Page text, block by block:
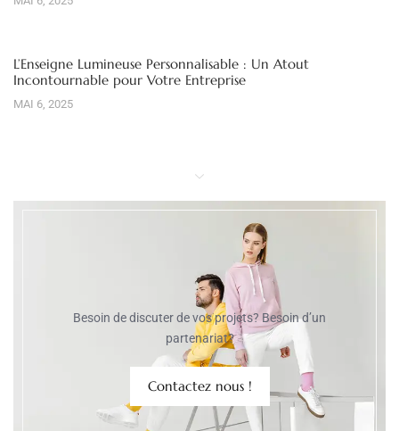
L’Enseigne Lumineuse Personnalisable : Un Atout
Incontournable pour Votre Entreprise
MAI 6, 2025
Besoin de discuter de vos projets? Besoin d’un
partenariat?
Contactez nous !